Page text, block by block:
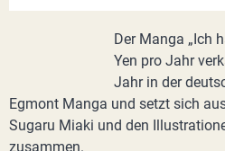
Der Manga „Ich
Yen pro Jahr
Jahr in der
Egmont Manga und setzt sich
Sugaru Miaki und den
zusammen.